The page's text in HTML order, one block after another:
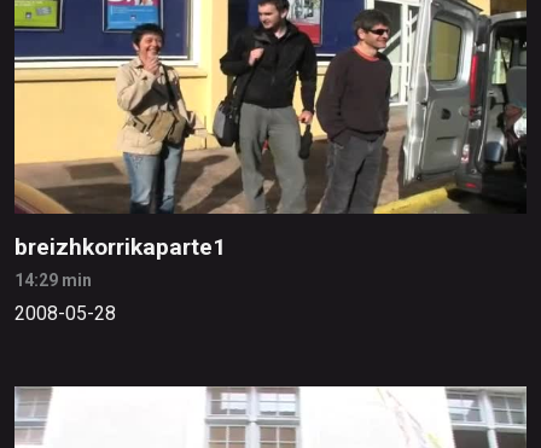
breizhkorrikaparte1
14:29 min
2008-05-28